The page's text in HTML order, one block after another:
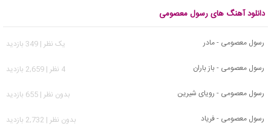
دانلود آهنگ های رسول معصومی
رسول معصومی - مادر
يک نظر | 349 بازدید
رسول معصومی - باز باران
4 نظر | 2,659 بازدید
رسول معصومی - رویای شیرین
بدون نظر | 655 بازدید
رسول معصومی - فریاد
بدون نظر | 2,732 بازدید